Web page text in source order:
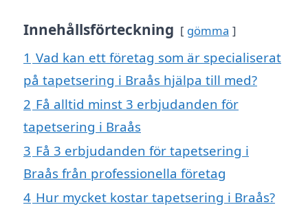
Innehållsförteckning gömma
1 Vad kan ett företag som är specialiserat
på tapetsering i Braås hjälpa till med?
2 Få alltid minst 3 erbjudanden för
tapetsering i Braås
3 Få 3 erbjudanden för tapetsering i
Braås från professionella företag
4 Hur mycket kostar tapetsering i Braås?